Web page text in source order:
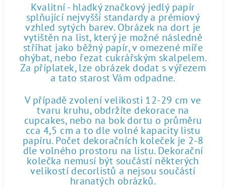
Kvalitní - hladký značkový jedlý papír
splňující nejvyšší standardy a prémiový
vzhled sytých barev. Obrázek na dort je
vytištěn na list, který je možné následně
stříhat jako běžný papír, v omezené míře
ohýbat, nebo řezat cukrářským skalpelem.
Za příplatek, lze obrázek dodat s výřezem
a tato starost Vám odpadne.
V případě zvolení velikosti 12-29 cm ve
tvaru kruhu, obdržíte dekorace na
cupcakes, nebo na bok dortu o průměru
cca 4,5 cm a to dle volné kapacity listu
papíru. Počet dekoračních koleček je 2-8
dle volného prostoru na listu. Dekorační
kolečka nemusí být součástí některých
velikostí decorlistů a nejsou součástí
hranatých obrázků.